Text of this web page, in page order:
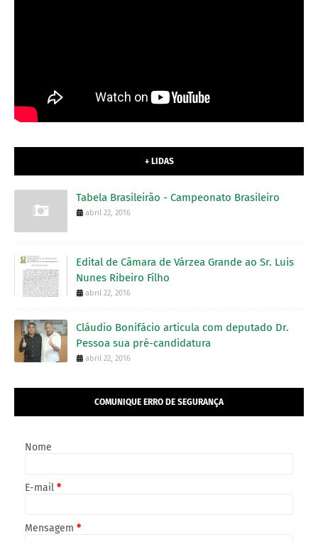
+ LIDAS
Tabela Brasileirão - Campeonato Brasileiro
abril 22, 2016
Edital de Câmara de Várzea Grande ao Sr. Luis
Nunes Ribeiro Filho
abril 22, 2016
Cláudio Bonifácio articula com deputado Dr.
Pessoa sua pré-candidatura
abril 22, 2016
COMUNIQUE ERRO DE SEGURANÇA
Nome
E-mail *
Mensagem *